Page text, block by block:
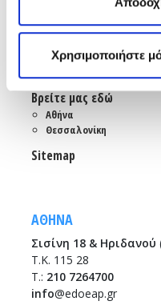
Χρησιμοποιήστε
Χρήσιμοι κόμβοι
Επικοινωνία
Αποστολή Ηλ.
Βρείτε μας εδώ
Αθήνα
Θεσσαλονίκη
Sitemap
ΑΘΗΝΑ
Σισίνη 18 & Ηριδανού
Τ.Κ. 115 28
T.: 210 7264700
info@edoeap.gr